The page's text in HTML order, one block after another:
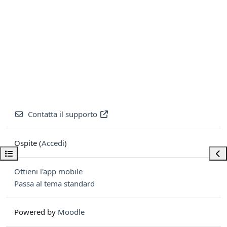
Apri indice del corso
Contatta il supporto
Ospite (Accedi)
Ottieni l'app mobile
Passa al tema standard
Powered by Moodle